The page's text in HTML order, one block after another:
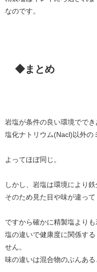
なのです。
◆まとめ
岩塩が条件の良い環境でで
塩化ナトリウム(Nacl)以外の
よってほぼ同じ。
しかし、岩塩は環境により
そのため見た目や味が違って
ですから確かに精製塩より
塩の違いで健康度に関係す
せん。
味の違いは混合物のぶんある